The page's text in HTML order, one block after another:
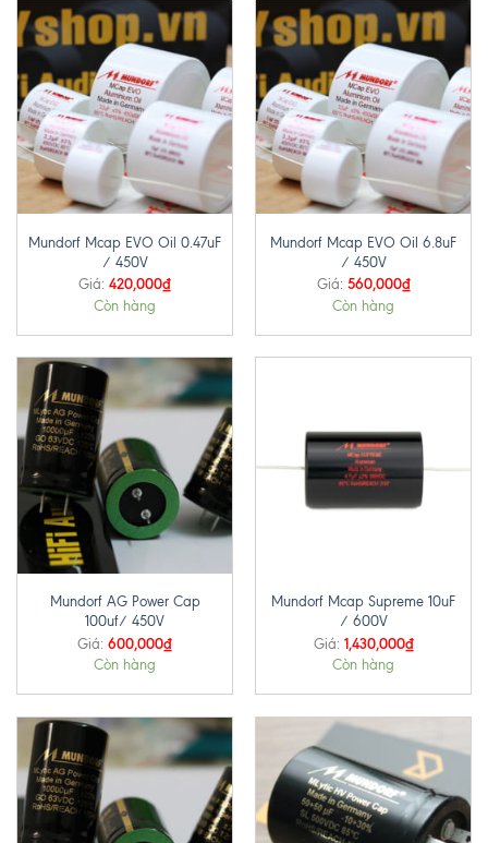
Mundorf Mcap EVO Oil 0.47uF
/ 450V
Giá: 420,000₫
Còn hàng
Mundorf Mcap EVO Oil 6.8uF
/ 450V
Giá: 560,000₫
Còn hàng
Mundorf AG Power Cap
100uf/ 450V
Giá: 600,000₫
Còn hàng
Mundorf Mcap Supreme 10uF
/ 600V
Giá: 1,430,000₫
Còn hàng